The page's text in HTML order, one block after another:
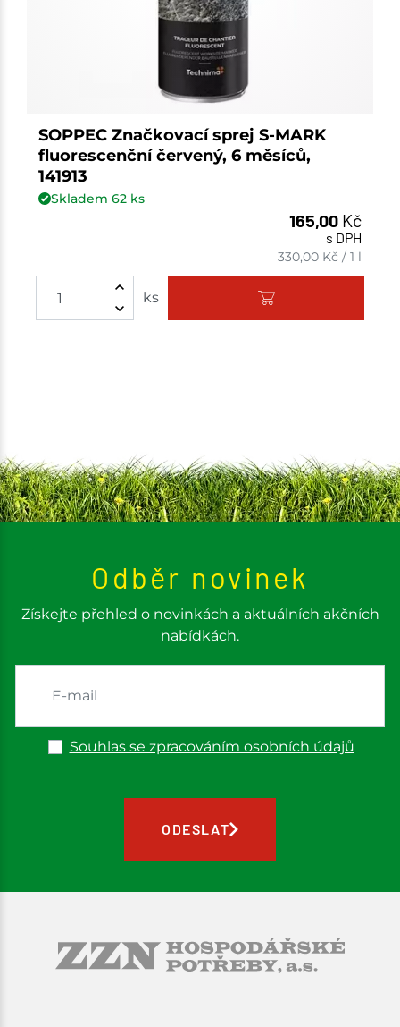
SOPPEC Značkovací sprej S-MARK
fluorescenční červený, 6 měsíců,
141913
Skladem 62ks
165,00 Kč
s DPH
330,00 Kč /1 l
ks Množství
Odběr novinek
Získejte přehled o novinkách a aktuálních akčních
nabídkách.
Souhlas se zpracováním osobních údajů
ODESLAT